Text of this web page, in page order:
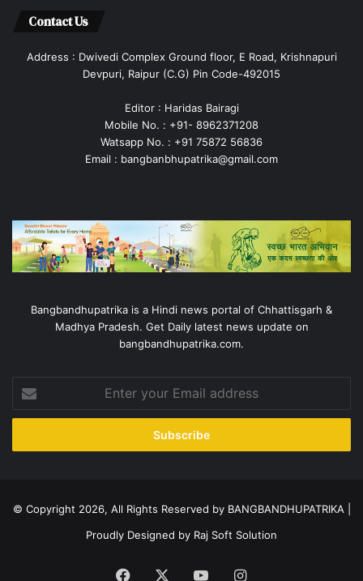
Contact Us
Address : Dwivedi Complex Ground floor, E Road, Krishnapuri
Devpuri, Raipur (C.G) Pin Code-492015
Editor : Haridas Bairagi
Mobile No. : +91- 8962371208
Watsapp No. : +91 75872 56836
Email : bangbanbhupatrika@gmail.com
Bangbandhupatrika is a Hindi news portal of Chhattisgarh &
Madhya Pradesh. Get Daily latest news update on
bangbandhupatrika.com.
your
Email
© Copyright 2026, All Rights Reserved by BANGBANDHUPATRIKA |
Proudly Designed by Raj Soft Solution
Facebook YouTubeInstagram